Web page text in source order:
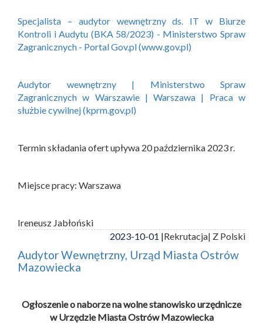
Specjalista – audytor wewnętrzny ds. IT w Biurze
Kontroli i Audytu (BKA 58/2023) - Ministerstwo Spraw
Zagranicznych - Portal Gov.pl (www.gov.pl)
Audytor wewnętrzny | Ministerstwo Spraw
Zagranicznych w Warszawie | Warszawa | Praca w
służbie cywilnej (kprm.gov.pl)
Termin składania ofert upływa 20 października 2023 r.
Miejsce pracy: Warszawa
Ireneusz Jabłoński
2023-10-01 |Rekrutacja| Z Polski
Audytor Wewnętrzny, Urząd Miasta Ostrów
Mazowiecka
Ogłoszenie o naborze na wolne stanowisko urzędnicze
w Urzędzie Miasta Ostrów Mazowiecka